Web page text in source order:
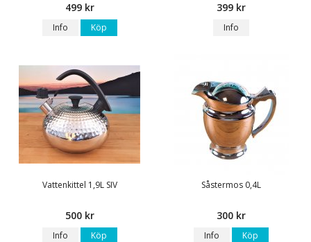
499 kr
Info Köp
399 kr
Info
Vattenkittel 1,9L SIV
500 kr
Info Köp
Såstermos 0,4L
300 kr
Info Köp